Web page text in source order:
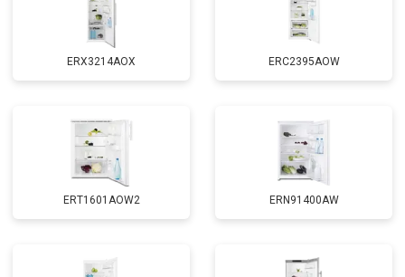
ERX3214AOX ERC2395AOW
ERT1601AOW2 ERN91400AW